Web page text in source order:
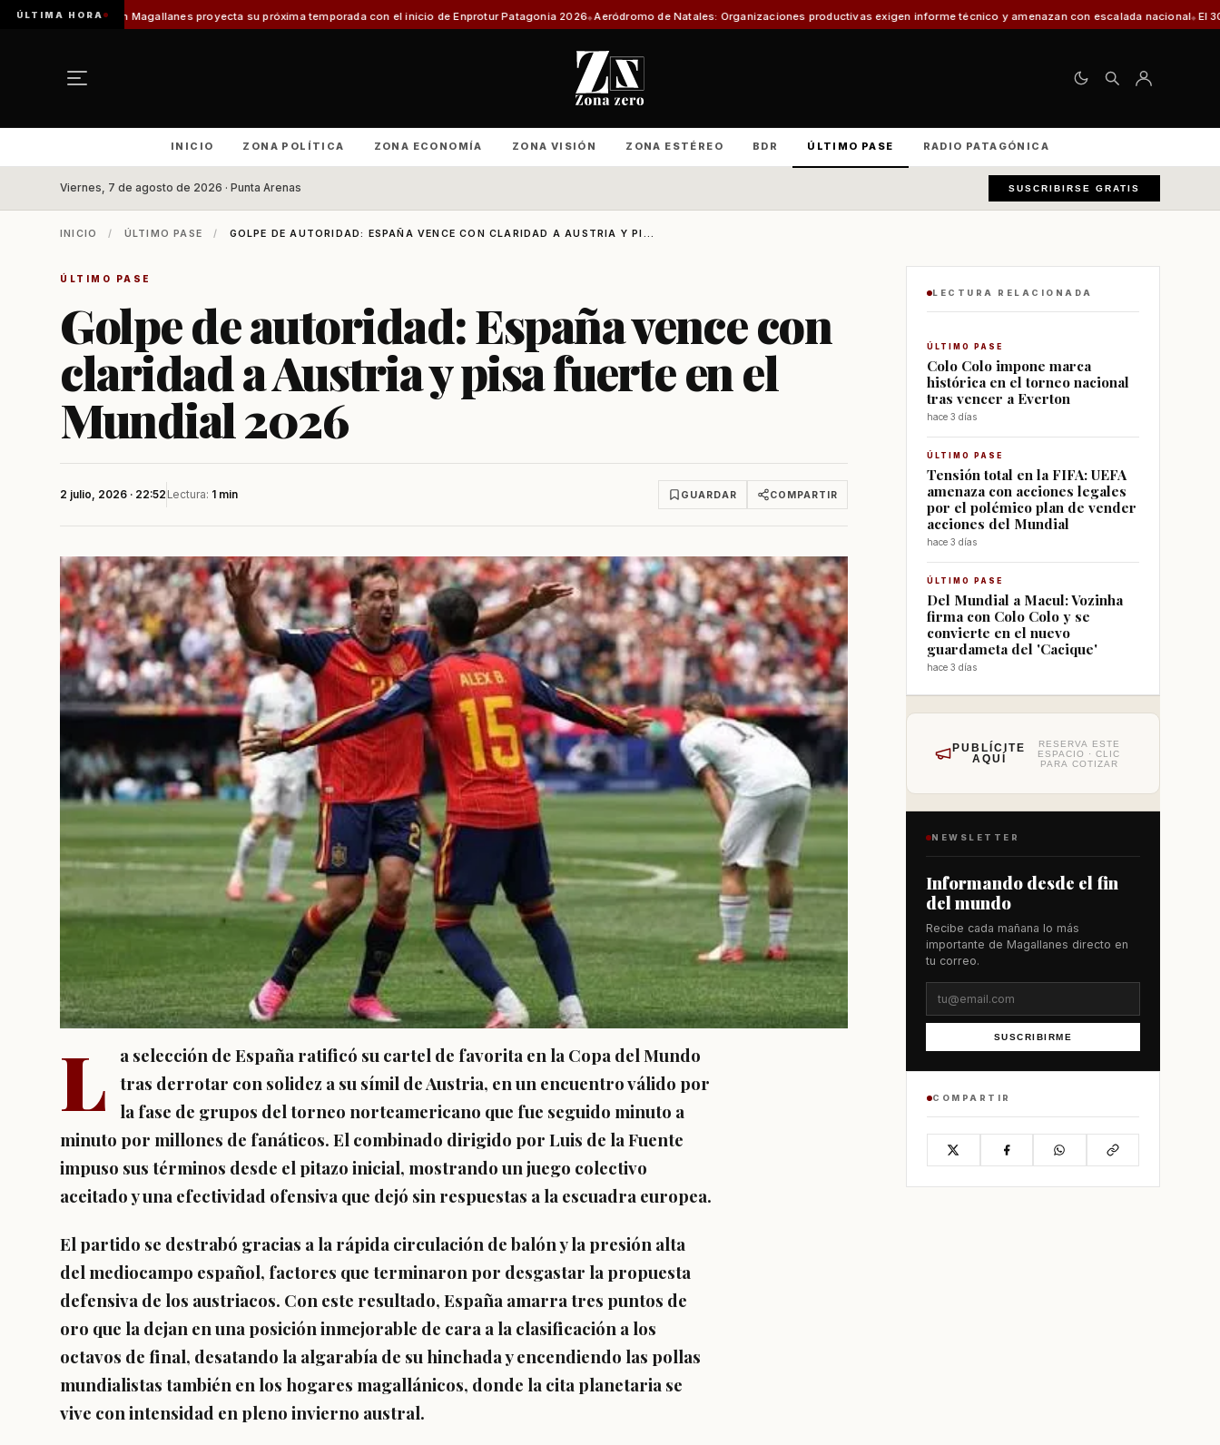
ÚLTIMA HORA
Magallanes proyecta su próxima temporada con el inicio de Enprotur Patagonia 2026 Aeródromo de Natales: Organizaciones productivas exigen informe técnico y amenazan con escalada nacional El 30% de los vehículos
INICIO ZONA POLÍTICA ZONA ECONOMÍA ZONA VISIÓN ZONA ESTÉREO BDR ÚLTIMO PASE RADIO PATAGÓNICA
Viernes, 7 de agosto de 2026 · Punta Arenas SUSCRIBIRSE GRATIS
INICIO / ÚLTIMO PASE / GOLPE DE AUTORIDAD: ESPAÑA VENCE CON CLARIDAD A AUSTRIA Y PI...
ÚLTIMO PASE
Golpe de autoridad: España vence con
claridad a Austria y pisa fuerte en el
Mundial 2026
2 julio, 2026 · 22:52 Lectura: 1 min GUARDAR COMPARTIR
L
a selección de España ratificó su cartel de favorita en la Copa del Mundo
tras derrotar con solidez a su símil de Austria, en un encuentro válido por
la fase de grupos del torneo norteamericano que fue seguido minuto a
minuto por millones de fanáticos. El combinado dirigido por Luis de la Fuente
impuso sus términos desde el pitazo inicial, mostrando un juego colectivo
aceitado y una efectividad ofensiva que dejó sin respuestas a la escuadra europea.
El partido se destrabó gracias a la rápida circulación de balón y la presión alta
del mediocampo español, factores que terminaron por desgastar la propuesta
defensiva de los austriacos. Con este resultado, España amarra tres puntos de
oro que la dejan en una posición inmejorable de cara a la clasificación a los
octavos de final, desatando la algarabía de su hinchada y encendiendo las pollas
mundialistas también en los hogares magallánicos, donde la cita planetaria se
vive con intensidad en pleno invierno austral.
LECTURA RELACIONADA
ÚLTIMO PASE
Colo Colo impone marca
histórica en el torneo nacional
tras vencer a Everton
hace 3 días
ÚLTIMO PASE
Tensión total en la FIFA: UEFA
amenaza con acciones legales
por el polémico plan de vender
acciones del Mundial
hace 3 días
ÚLTIMO PASE
Del Mundial a Macul: Vozinha
firma con Colo Colo y se
convierte en el nuevo
guardameta del 'Cacique'
hace 3 días
PUBLÍCITE
AQUÍ
RESERVA ESTE
ESPACIO · CLIC
PARA COTIZAR
NEWSLETTER
Informando desde el fin
del mundo
Recibe cada mañana lo más
importante de Magallanes directo en
tu correo.
SUSCRIBIRME
COMPARTIR